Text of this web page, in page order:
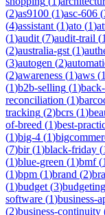
(2)as9100 (1)asc-606 (
(4)assistant (1)ato (1)
(1)audit (7)audit-trail (1
(2)australia-gst (1)
(3)autogen (2)
(2)awareness (1)aws (
(1)b2b-selling (1)
reconciliation (1)
tracking (2)bcrs (1)
of-breed (1)best-
(1)big-4 (1)
(7)bir(1)black-friday (
(1)blue-green (1)bmf(1
(1)bpm (1)brand (2)
(1)budget (3)budgeting
software (1)business-
(2)business-continuity